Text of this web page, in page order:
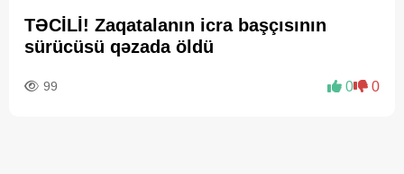
TƏCİLİ! Zaqatalanın icra başçısının
sürücüsü qəzada öldü
99 0 0